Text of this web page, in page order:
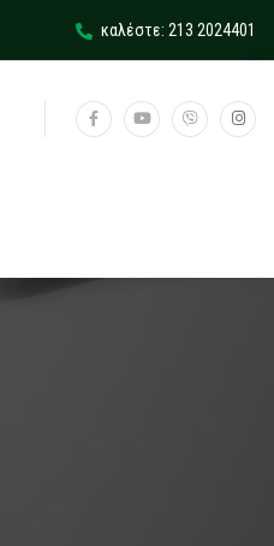
καλέστε: 213 2024401